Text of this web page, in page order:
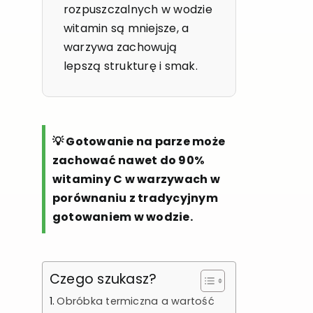
rozpuszczalnych w wodzie
witamin są mniejsze, a
warzywa zachowują
lepszą strukturę i smak.
💡 Gotowanie na parze może
zachować nawet do 90%
witaminy C w warzywach w
porównaniu z tradycyjnym
gotowaniem w wodzie.
Czego szukasz?
Obróbka termiczna a wartość